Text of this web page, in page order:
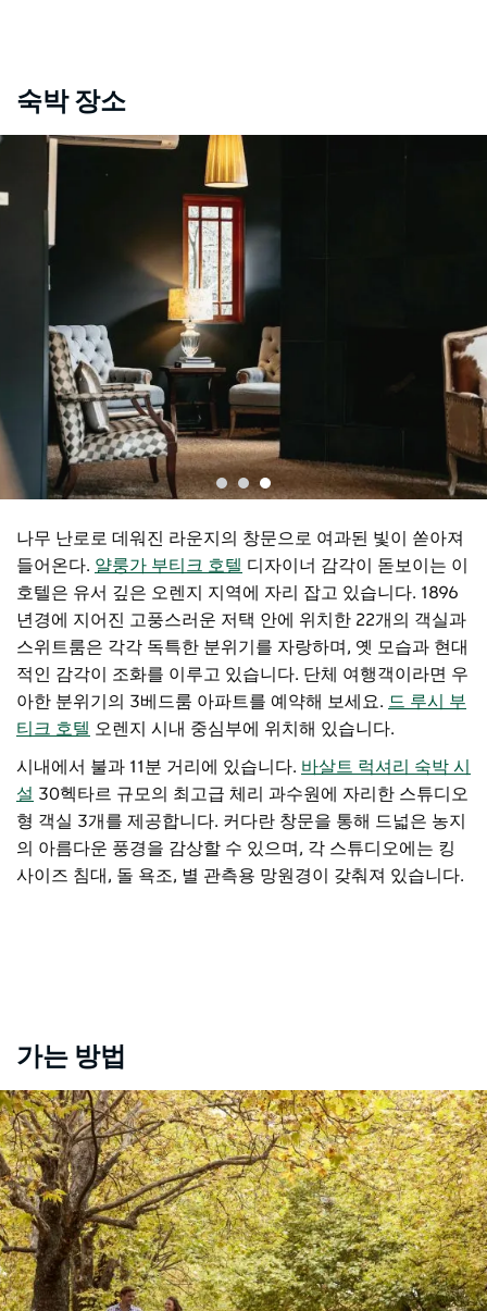
숙박 장소
나무 난로로 데워진 라운지의 창문으로 여과된 빛이 쏟아져
들어온다. 얄룽가 부티크 호텔 디자이너 감각이 돋보이는 이
호텔은 유서 깊은 오렌지 지역에 자리 잡고 있습니다. 1896
년경에 지어진 고풍스러운 저택 안에 위치한 22개의 객실과
스위트룸은 각각 독특한 분위기를 자랑하며, 옛 모습과 현대
적인 감각이 조화를 이루고 있습니다. 단체 여행객이라면 우
아한 분위기의 3베드룸 아파트를 예약해 보세요. 드 루시 부
티크 호텔 오렌지 시내 중심부에 위치해 있습니다.
시내에서 불과 11분 거리에 있습니다. 바살트 럭셔리 숙박 시
설 30헥타르 규모의 최고급 체리 과수원에 자리한 스튜디오
형 객실 3개를 제공합니다. 커다란 창문을 통해 드넓은 농지
의 아름다운 풍경을 감상할 수 있으며, 각 스튜디오에는 킹
사이즈 침대, 돌 욕조, 별 관측용 망원경이 갖춰져 있습니다.
가는 방법